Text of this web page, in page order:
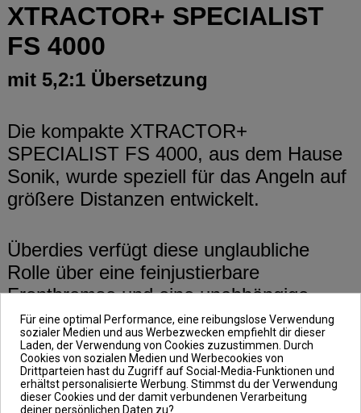
XTRACTOR+ SPECIALIST
FS 4000
mit 5,2:1 Übersetzung
Die kompakte XTRACTOR+
SPECIALIST FS 4000, aus dem Hause
Sonik, wurde speziell für das Angeln auf
größere Distanzen entwickelt.
Überdies verfügt diese unglaubliche
Rolle über eine feinjustierbare
Frontbremse und eine unabhängige
Freilaufbremse. Durch die unabhängige
Freilaufbremse hast du Kontrolle im Drill
und im Freilaufmodus.
Für eine optimal Performance, eine reibungslose Verwendung
sozialer Medien und aus Werbezwecken empfiehlt dir dieser
Laden, der Verwendung von Cookies zuzustimmen. Durch
Cookies von sozialen Medien und Werbecookies von
Drittparteien hast du Zugriff auf Social-Media-Funktionen und
erhältst personalisierte Werbung. Stimmst du der Verwendung
dieser Cookies und der damit verbundenen Verarbeitung
deiner persönlichen Daten zu?